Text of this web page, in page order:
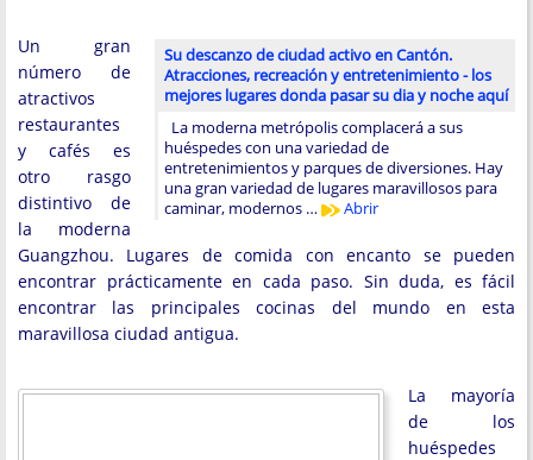
Su descanzo de ciudad activo en Cantón.
Atracciones, recreación y entretenimiento - los
mejores lugares donda pasar su dia y noche aquí
La moderna metrópolis complacerá a sus
huéspedes con una variedad de
entretenimientos y parques de diversiones. Hay
una gran variedad de lugares maravillosos para
caminar, modernos …
Abrir
Un gran
número de
atractivos
restaurantes
y cafés es
otro rasgo
distintivo de
la moderna
Guangzhou. Lugares de comida con encanto se pueden
encontrar prácticamente en cada paso. Sin duda, es fácil
encontrar las principales cocinas del mundo en esta
maravillosa ciudad antigua.
La mayoría
de los
huéspedes